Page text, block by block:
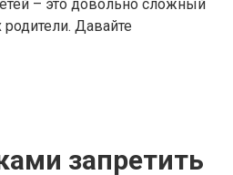
– это довольно сложный
Давайте
запретить